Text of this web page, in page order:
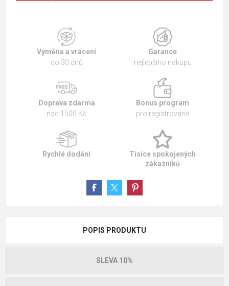
Výměna a vrácení
do 30 dnů
Garance
nejlepšího nákupu
Doprava zdarma
nad 1500 Kč
Bonus program
pro registrované
Rychlé dodání
Tisíce spokojených
zákazníků
POPIS PRODUKTU
SLEVA 10%